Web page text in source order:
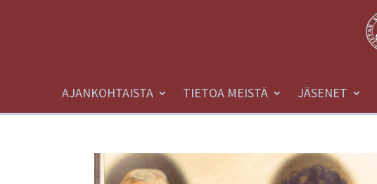
AJANKOHTAISTA TIETOA MEISTÄ JÄSENET